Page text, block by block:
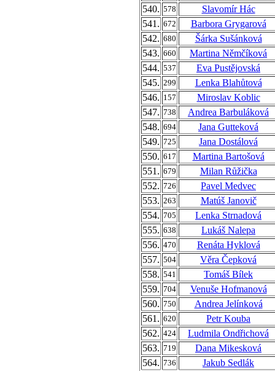
540. 578
Slavomír Hác
541. 672
Barbora Grygarová
542. 680
Šárka Sušánková
543. 660
Martina Němčíková
544. 537
Eva Pustějovská
545. 299
Lenka Blahůtová
546. 157
Miroslav Koblic
547. 738
Andrea Barbuláková
548. 694
Jana Gutteková
549. 725
Jana Dostálová
550. 617
Martina Bartošová
551. 679
Milan Růžička
552. 726
Pavel Medvec
553. 263
Matúš Janovič
554. 705
Lenka Strnadová
555. 638
Lukáš Nalepa
556. 470
Renáta Hyklová
557. 504
Věra Čepková
558. 541
Tomáš Bílek
559. 704
Venuše Hofmanová
560. 750
Andrea Jelínková
561. 620
Petr Kouba
562. 424
Ludmila Ondřichová
563. 719
Dana Mikesková
564. 736
Jakub Sedlák